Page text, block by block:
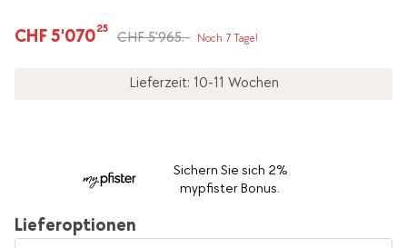
CHF 5'07025
CHF 5'965.- Noch 7 Tage!
Lieferzeit: 10-11 Wochen
Sichern Sie sich 2%
mypfister Bonus.
Lieferoptionen